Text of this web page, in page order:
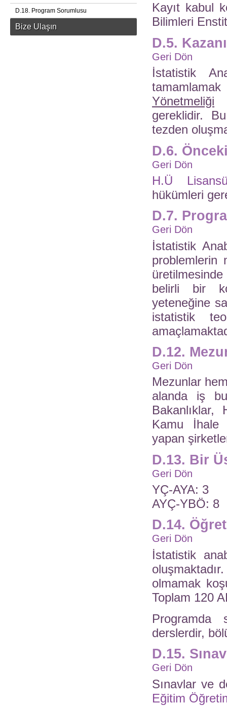
D.18. Program Sorumlusu
Bize Ulaşın
Kayıt kabul
Bilimleri
D.5.
Geri Dön
İstatistik
Yönetmeliği
gereklidir.
tezden
D.6.
Geri Dön
H.Ü
hükümleri
D.7.
Geri Dön
İstatistik
problemlerin
belirli bir
yeteneğine
istatistik
D.12.
Geri Dön
Mezunlar
alanda iş
Bakanlıklar,
Kamu İhale
yapan
D.13. Bir
Geri Dön
YÇ-AYA: 3
AYÇ-YBÖ: 8
D.14.
Geri Dön
İstatistik
olmamak
Toplam 120
Programda
derslerdir,
D.15.
Geri Dön
Sınavlar ve
Eğitim